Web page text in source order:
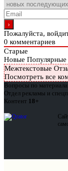
Пожалуйста,
0 комментариев
Старые
Новые Популярные
Межтекстовые
Посмотреть все
Вопросы по
Отдел рекламы и
Контент 18+